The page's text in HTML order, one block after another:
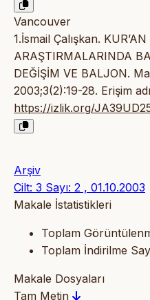
Vancouver
1.İsmail Çalışkan.
ARAŞTIRMALARINDA
DEĞİŞİM VE BALJON.
2003;3(2):19-28. Erişim
https://izlik.org/
Arşiv
Cilt: 3 Sayı: 2 , 01.10.2003
Makale İstatistikleri
Toplam
Toplam İndirilme
Makale Dosyaları
Tam Metin